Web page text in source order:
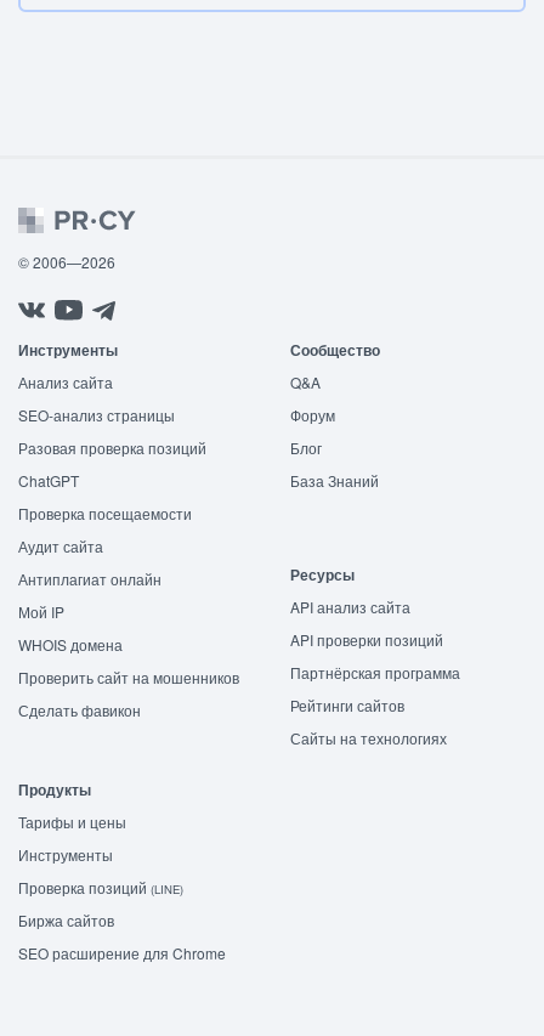
© 2006—2026
Инструменты
Анализ сайта
SEO-анализ страницы
Разовая проверка позиций
ChatGPT
Проверка посещаемости
Аудит сайта
Антиплагиат онлайн
Мой IP
WHOIS домена
Проверить сайт на мошенников
Сделать фавикон
Сообщество
Q&A
Форум
Блог
База Знаний
Ресурсы
API анализ сайта
API проверки позиций
Партнёрская программа
Рейтинги сайтов
Сайты на технологиях
Продукты
Тарифы и цены
Инструменты
Проверка позиций (LINE)
Биржа сайтов
SEO расширение для Chrome